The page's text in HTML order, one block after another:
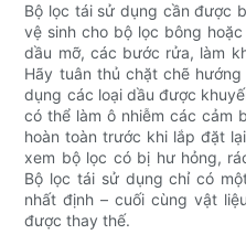
Bộ lọc tái sử dụng cần được
vệ sinh cho bộ lọc bông
dầu mỡ, các bước rửa, làm
Hãy tuân thủ chặt chẽ
dụng các loại dầu được
có thể làm ô nhiễm các cảm
hoàn toàn trước khi lắp đặt
xem bộ lọc có bị hư hỏng,
Bộ lọc tái sử dụng chỉ có
nhất định – cuối cùng vật
được thay thế.